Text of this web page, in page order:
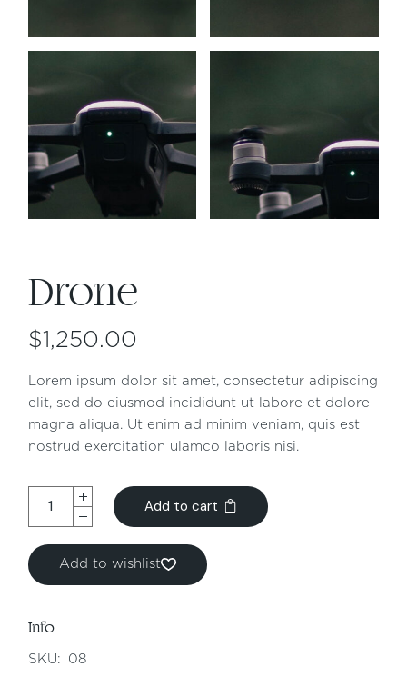
Drone
$1,250.00
Lorem ipsum dolor sit amet, consectetur adipiscing
elit, sed do eiusmod incididunt ut labore et dolore
magna aliqua. Ut enim ad minim veniam, quis est
nostrud exercitation ulamco laboris nisi.
Add to cart
Add to wishlist
Info
SKU: 08